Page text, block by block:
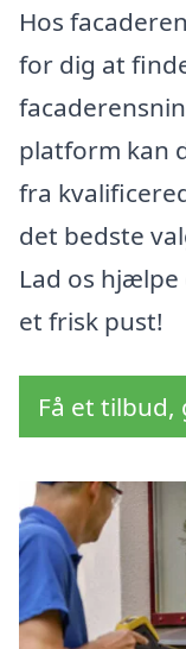
Hos
for dig at
platform kan
fra
det bedste
Lad os
et frisk pust!
Få et